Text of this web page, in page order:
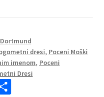
dresi, Poceni Moški
imenom, Poceni
Dresi
S